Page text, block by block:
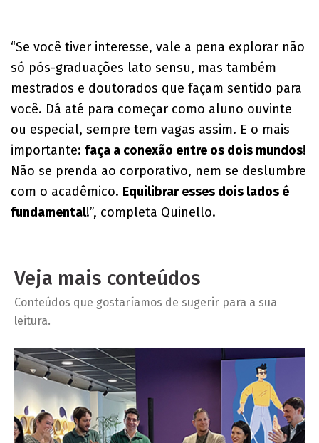
“Se você tiver interesse, vale a pena explorar não
só pós-graduações lato sensu, mas também
mestrados e doutorados que façam sentido para
você. Dá até para começar como aluno ouvinte
ou especial, sempre tem vagas assim. E o mais
importante: faça a conexão entre os dois mundos!
Não se prenda ao corporativo, nem se deslumbre
com o acadêmico. Equilibrar esses dois lados é
fundamental!”, completa Quinello.
Veja mais conteúdos
Conteúdos que gostaríamos de sugerir para a sua
leitura.